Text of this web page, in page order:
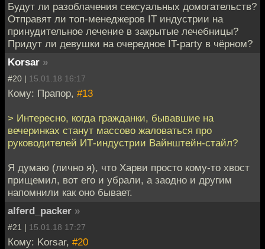
Будут ли разоблачения сексуальных домогательств?
Отправят ли топ-менеджеров IT индустрии на
принудительное лечение в закрытые лечебницы?
Придут ли девушки на очередное IT-party в чёрном?
Korsar »
#20 | 15.01.18 16:17
Кому: Прапор, #13
> Интересно, когда гражданки, бывавшие на
вечеринках станут массово жаловаться про
руководителей ИТ-индустрии Вайнштейн-стайл?
Я думаю (лично я), что Харви просто кому-то хвост
прищемил, вот его и убрали, а заодно и другим
напомнили как оно бывает.
alferd_packer »
#21 | 15.01.18 17:27
Кому: Korsar, #20